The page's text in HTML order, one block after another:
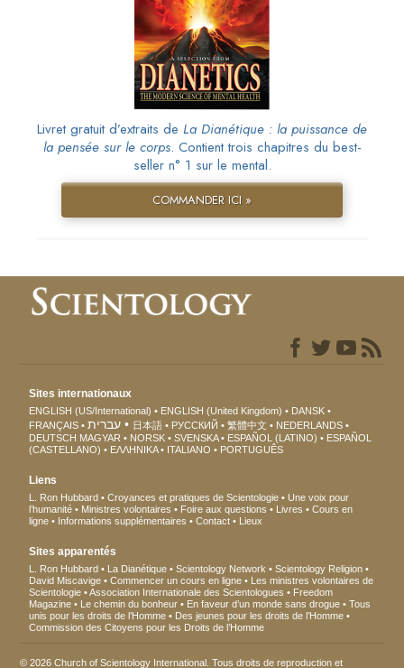
Livret gratuit d’extraits de La Dianétique : la puissance de
la pensée sur le corps. Contient trois chapitres du best-
seller n° 1 sur le mental.
COMMANDER ICI »
Sites internationaux
ENGLISH (US/International) ENGLISH (United Kingdom)
DANSK
FRANÇAIS
עברית 日本語 РУССКИЙ 繁體中文
NEDERLANDS
DEUTSCH MAGYAR NORSK SVENSKA ESPAÑOL (LATINO)
ESPAÑOL
(CASTELLANO)
ΕΛΛΗΝΙΚA ITALIANO PORTUGUÊS
Liens
L. Ron Hubbard Croyances et pratiques de Scientologie
Une voix pour
l’humanité
Ministres volontaires Foire aux questions Livres
Cours en
ligne
Informations supplémentaires Contact Lieux
Sites apparentés
L. Ron Hubbard La Dianétique Scientology Network
Scientology Religion
David Miscavige
Commencer un cours en ligne
Les ministres volontaires de
Scientologie
Association Internationale des Scientologues
Freedom
Magazine
Le chemin du bonheur En faveur d’un monde sans drogue
Tous
unis pour les droits de l’Homme
Des jeunes pour les droits de l’Homme
Commission des Citoyens pour les Droits de l’Homme
© 2026 Church of Scientology International. Tous droits de reproduction et